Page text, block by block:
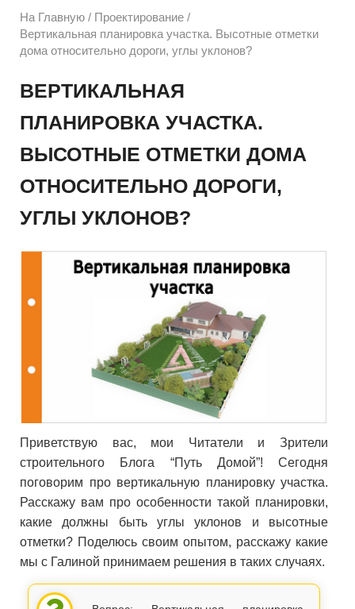
На Главную / Проектирование /
Вертикальная планировка участка. Высотные отметки
дома относительно дороги, углы уклонов?
ВЕРТИКАЛЬНАЯ
ПЛАНИРОВКА УЧАСТКА.
ВЫСОТНЫЕ ОТМЕТКИ ДОМА
ОТНОСИТЕЛЬНО ДОРОГИ,
УГЛЫ УКЛОНОВ?
Приветствую вас, мои Читатели и Зрители
строительного Блога “Путь Домой”! Сегодня
поговорим про вертикальную планировку участка.
Расскажу вам про особенности такой планировки,
какие должны быть углы уклонов и высотные
отметки? Поделюсь своим опытом, расскажу какие
мы с Галиной принимаем решения в таких случаях.